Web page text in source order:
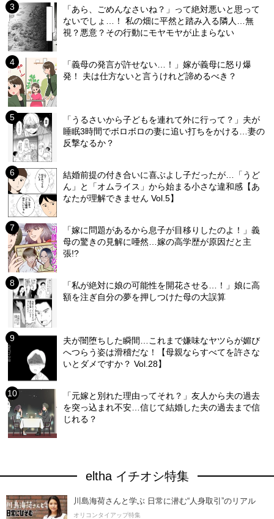
「あら、ごめんなさいね？」って絶対悪いと思って
ないでしょ…！ 私の畑に平然と踏み入る隣人…無
視？悪意？その行動にモヤモヤが止まらない
「義母の発言が許せない…！」嫁が義母に怒り爆
発！ 夫は仕方ないと言うけれど諦めるべき？
「うるさいから子どもを連れて外に行って？」夫が
睡眠3時間でボロボロの妻に追い打ちをかける…妻の
反撃なるか？
結婚前提の付き合いに喜ぶよし子だったが…「うど
ん」と「オムライス」から始まる小さな違和感【あ
なたが理解できません Vol.5】
「嫁に問題があるから息子が目移りしたのよ！」義
母の驚きの見解に唖然…嫁の高学歴が原因だと主
張!?
「私が絶対に娘の可能性を開花させる…！」娘に高
額を注ぎ自分の夢を押しつけた母の大誤算
夫が闇堕ちした瞬間…これまで嫌味なヤツらが媚び
へつらう姿は滑稽だな！【母親ならすべてを許さな
いとダメですか？ Vol.28】
「元嫁と別れた理由ってそれ？」友人から夫の過去
を突っ込まれ不安…信じて結婚した夫の過去まで信
じれる？
eltha イチオシ特集
川島海荷さんと学ぶ 日常に潜む“人身取引”のリアル
オリコンタイアップ特集